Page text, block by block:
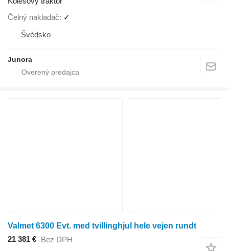
Čelný nakladač
✓
Švédsko
Junora
Valmet 6300 Evt. med tvillinghjul hele vejen rundt
21 381 € Bez DPH